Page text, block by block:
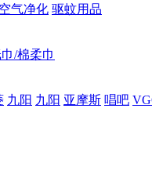
空气净化 驱蚊用品
/棉柔巾
九阳 九阳 亚摩斯 唱吧